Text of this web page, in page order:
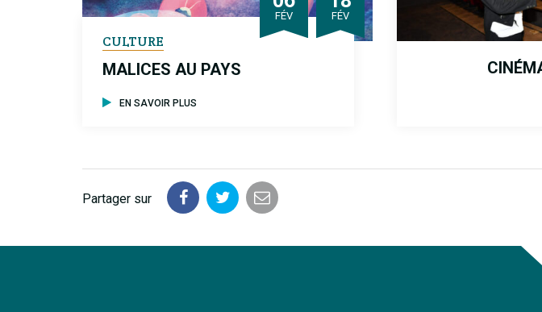
Du
FÉVRIER au
FÉVRIER
CULTURE
MALICES AU PAYS
EN SAVOIR PLUS
Partager sur
Partager
Facebook
Partager
Twitter
Partager
email